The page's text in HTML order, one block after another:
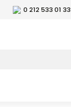
0 212 533 01 33